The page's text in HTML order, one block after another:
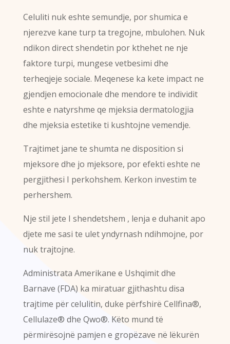
Celuliti nuk eshte semundje, por shumica e
njerezve kane turp ta tregojne, mbulohen. Nuk
ndikon direct shendetin por kthehet ne nje
faktore turpi, mungese vetbesimi dhe
terheqjeje sociale. Meqenese ka kete impact ne
gjendjen emocionale dhe mendore te individit
eshte e natyrshme qe mjeksia dermatologjia
dhe mjeksia estetike ti kushtojne vemendje.
Trajtimet jane te shumta ne disposition si
mjeksore dhe jo mjeksore, por efekti eshte ne
pergjithesi I perkohshem. Kerkon investim te
perhershem.
Nje stil jete I shendetshem , lenja e duhanit apo
djete me sasi te ulet yndyrnash ndihmojne, por
nuk trajtojne.
Administrata Amerikane e Ushqimit dhe
Barnave (FDA) ka miratuar gjithashtu disa
trajtime për celulitin, duke përfshirë Cellfina®,
Cellulaze® dhe Qwo®. Këto mund të
përmirësojnë pamjen e gropëzave në lëkurën